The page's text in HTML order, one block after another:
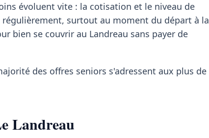
évoluent vite : la cotisation et le niveau de
surtout au moment du départ à la
bien se couvrir au Landreau sans payer de
des offres seniors s'adressent aux plus de
Landreau